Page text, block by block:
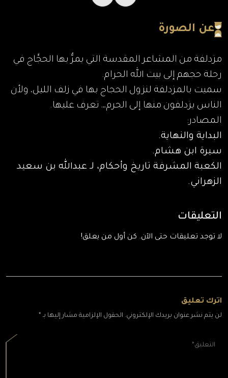
عن الصورة
مزدلفة من المشاعر المقدسة التي يمرُّ بها الحجَّاج في
رحلة حجهم إلى بيت الله الحرام.
سميت بالمزدلفة لنزول الحجاج بها في زلف الليل، ولأن
الناس يزدلفون منها إلى الحرم… تعرف عليها.
المصادر:
البداية والنهاية.
سيرة ابن هشام.
الكعبة المشرفة تاريخ وأحكام، لـ عبدالله بن سعيد
الزهراني.
التعليقات
لا توجد تعليقات حتى الآن. كن أول من يعلق!
اترك تعليق
لن يتم نشر عنوان بريدك الإلكتروني. الحقول الإلزامية مشار إليها بـ *